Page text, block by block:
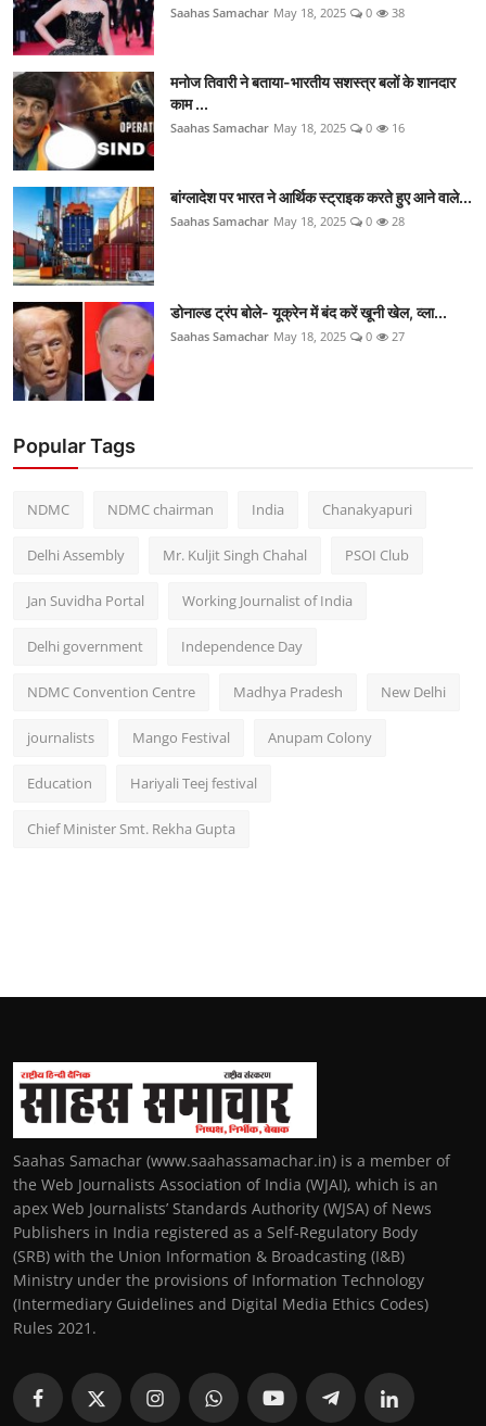
Saahas Samachar May 18, 2025 0 38
मनोज तिवारी ने बताया-भारतीय सशस्त्र बलों के शानदार
काम ...
Saahas Samachar May 18, 2025 0 16
बांग्लादेश पर भारत ने आर्थिक स्ट्राइक करते हुए आने वाले...
Saahas Samachar May 18, 2025 0 28
डोनाल्ड ट्रंप बोले- यूक्रेन में बंद करें खूनी खेल, व्ला...
Saahas Samachar May 18, 2025 0 27
Popular Tags
NDMC NDMC chairman India Chanakyapuri
Delhi Assembly Mr. Kuljit Singh Chahal PSOI Club
Jan Suvidha Portal Working Journalist of India
Delhi government Independence Day
NDMC Convention Centre Madhya Pradesh New Delhi
journalists Mango Festival Anupam Colony
Education Hariyali Teej festival
Chief Minister Smt. Rekha Gupta
Saahas Samachar (www.saahassamachar.in) is a member of
the Web Journalists Association of India (WJAI), which is an
apex Web Journalists’ Standards Authority (WJSA) of News
Publishers in India registered as a Self-Regulatory Body
(SRB) with the Union Information & Broadcasting (I&B)
Ministry under the provisions of Information Technology
(Intermediary Guidelines and Digital Media Ethics Codes)
Rules 2021.